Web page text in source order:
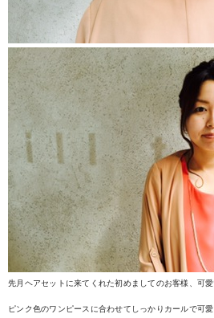
先月ヘアセットに来てくれた初めましてのお客様、可
ピンク色のワンピースに合わせてしっかりカールで可